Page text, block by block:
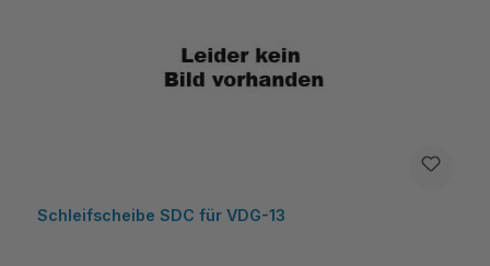
Schleifscheibe SDC für VDG-13